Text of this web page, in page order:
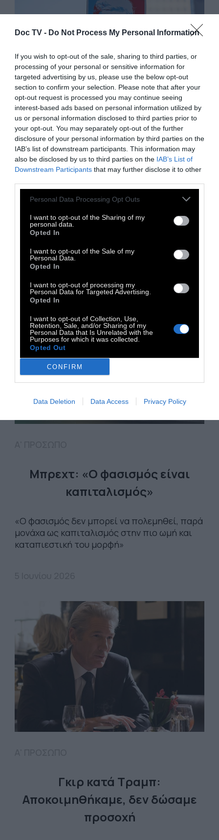
Doc TV - Do Not Process My Personal Information
If you wish to opt-out of the sale, sharing to third parties, or
processing of your personal or sensitive information for
targeted advertising by us, please use the below opt-out
section to confirm your selection. Please note that after your
opt-out request is processed you may continue seeing
interest-based ads based on personal information utilized by
us or personal information disclosed to third parties prior to
your opt-out. You may separately opt-out of the further
disclosure of your personal information by third parties on the
IAB’s list of downstream participants. This information may
also be disclosed by us to third parties on the IAB’s List of
Downstream Participants that may further disclose it to other
Personal Data Processing Opt Outs
I want to opt-out of the Sharing of my
personal data.
Opted In
I want to opt-out of the Sale of my
Personal Data.
Opted In
I want to opt-out of processing my
Personal Data for Targeted Advertising.
Opted In
I want to opt-out of Collection, Use,
Retention, Sale, and/or Sharing of my
Personal Data that Is Unrelated with the
Purposes for which it was collected.
Opted Out
CONFIRM
Data Deletion Data Access Privacy Policy
ΠΡΟΠΑΓΑΝΔΑ
Κρούγκμαν: Χρήμα και
ματσισμός υπονομεύουν την
Αμερική
Τα εύθραυστα «εγώ» του MAGA απορρίπτουν
το μέλλον, από την ενέργεια μέχρι τα drones.
11 Ιουνίου 2026
Μπρεχτ: «Ο φασισμός είναι
καπιταλισμός»
«Ο φασισμός δεν μπορεί να πολεμηθεί, παρά
μονάχα ως καπιταλισμός στην πιο ωμή και
καταπιεστική του μορφή»
Γκιρ κατά Τραμπ:
Αποκοιμηθήκαμε, δεν δώσαμε
προσοχή